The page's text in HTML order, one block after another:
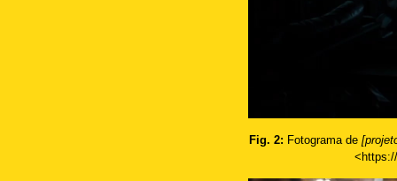
Fig. 2: Fotograma de